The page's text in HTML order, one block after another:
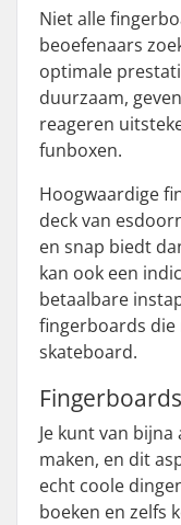
Niet alle
beoefenaars
optimale
duurzaam,
reageren
funboxen.
Hoogwaardige
deck van
en snap biedt
kan ook een
betaalbare
fingerboards die
skateboard.
Je kunt van
maken, en dit
echt coole
boeken en zelfs